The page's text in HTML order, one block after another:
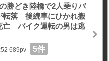
勝どき陸橋で2人乗りバ
転落 後続車にひかれ搬
亡 バイク運転の男は逃
689pv 5件